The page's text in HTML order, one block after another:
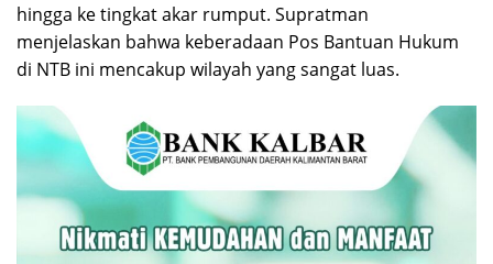
hingga ke tingkat akar rumput. Supratman
menjelaskan bahwa keberadaan Pos Bantuan Hukum
di NTB ini mencakup wilayah yang sangat luas.